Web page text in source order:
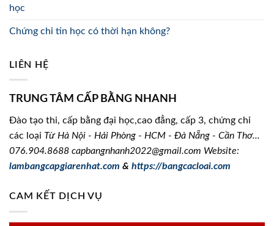
học
Chứng chỉ tin học có thời hạn không?
LIÊN HỆ
TRUNG TÂM CẤP BẰNG NHANH
Đào tạo thi, cấp bằng đại học,cao đẳng, cấp 3, chứng chỉ
các loại Từ Hà Nội - Hải Phòng - HCM - Đà Nẵng - Cần Thơ...
076.904.8688 capbangnhanh2022@gmail.com Website:
lambangcapgiarenhat.com & https://bangcacloai.com
CAM KẾT DỊCH VỤ